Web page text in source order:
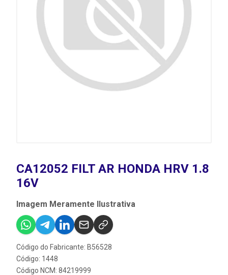
CA12052 FILT AR HONDA HRV 1.8
16V
Imagem Meramente Ilustrativa
Código do Fabricante: B56528
Código: 1448
Código NCM: 84219999